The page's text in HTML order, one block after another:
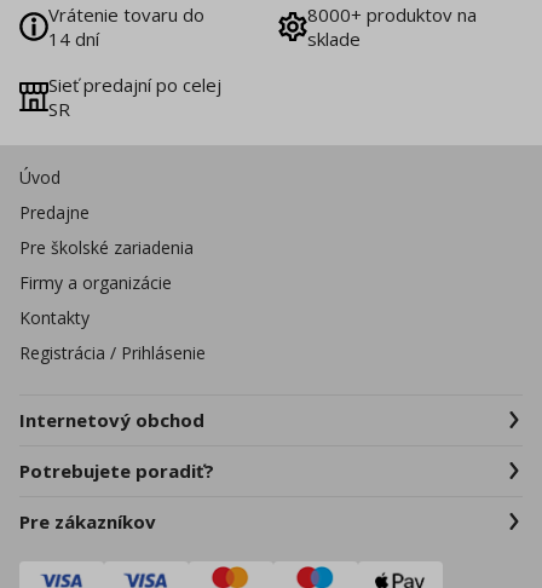
Vrátenie tovaru do
14 dní
8000+ produktov na
sklade
Sieť predajní po celej
SR
Úvod
Predajne
Pre školské zariadenia
Firmy a organizácie
Kontakty
Registrácia / Prihlásenie
Internetový obchod
Potrebujete poradiť?
Pre zákazníkov